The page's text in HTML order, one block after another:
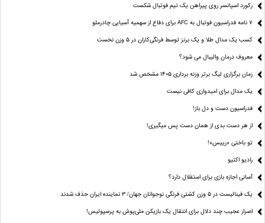
رکورد اسپانسر روی پیراهن یک تیم فوتبال شکست
۷ نامه فدراسیون فوتبال به AFC برای دفاع از سهمیه آسیایی چادرملو
کسب یک مدال طلا و یک برنز توسط فرنگی‌کاران در ۵ وزن نخست
معروف درمان والیبال می شود؟
زمان برگزاری لیگ برتر وزنه برداری ۱۴۰۵ مشخص شد
یک مدال برای امیدواری کافی نیست
فدراسیون دست‌ و دل باز!
از هر دست بدی از همان دست پس میگیری!
تو باختی «رییس»!
رادیو اکتیو
آسانی اجازه بازی برای استقلال دارد؟
یک فینالیست در ۵ وزن کشتی فرنگی نوجوانان جهان/ ۳ نماینده ایران حذف شدند
اصرار عجیب چند دلال برای انتقال یک بازیکن ملی‌پوش به پرسپولیس!